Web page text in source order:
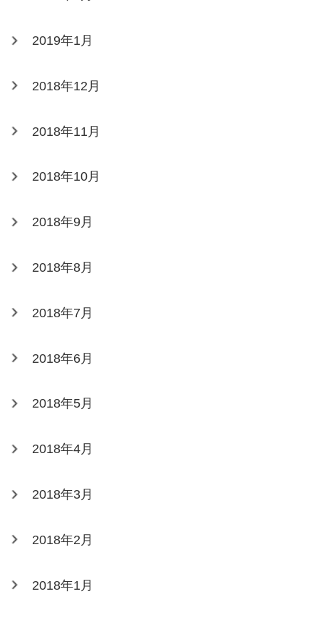
2019年1月
2018年12月
2018年11月
2018年10月
2018年9月
2018年8月
2018年7月
2018年6月
2018年5月
2018年4月
2018年3月
2018年2月
2018年1月